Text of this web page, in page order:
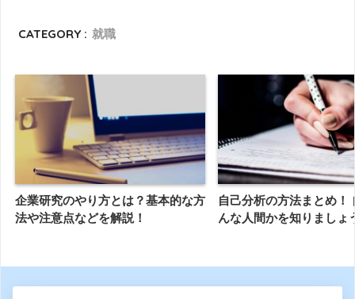
CATEGORY : 就職
企業研究のやり方とは？基本的な方
法や注意点などを解説！
自己分析の方法まとめ！
んな人間かを知りましょ